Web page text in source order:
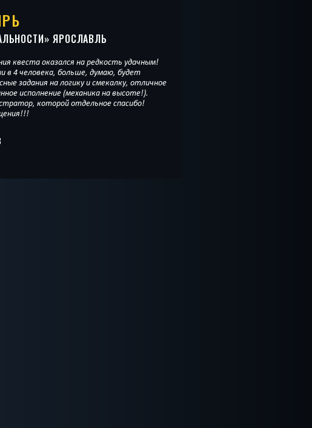
» ЯРОСЛАВЛЬ
квеста оказался на редкость удачным!
в 4 человека, больше, думаю, будет
задания на логику и смекалку, отличное
исполнение (механика на высоте!).
которой отдельное спасибо!